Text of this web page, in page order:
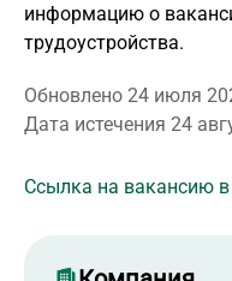
информацию о
трудоустройства.
Обновлено 24 июля
Дата истечения 24
Ссылка на вакансию в